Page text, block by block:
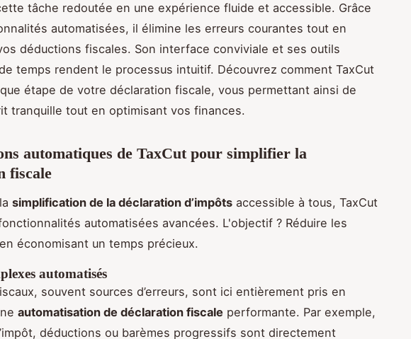
tâche redoutée en une expérience fluide et accessible. Grâce
automatisées, il élimine les erreurs courantes tout en
déductions fiscales. Son interface conviviale et ses outils
temps rendent le processus intuitif. Découvrez comment TaxCut
étape de votre déclaration fiscale, vous permettant ainsi de
tranquille tout en optimisant vos finances.
automatiques de TaxCut pour simplifier la
fiscale
simplification de la déclaration d’impôts accessible à tous, TaxCut
automatisées avancées. L'objectif ? Réduire les
économisant un temps précieux.
automatisés
souvent sources d’erreurs, sont ici entièrement pris en
automatisation de déclaration fiscale performante. Par exemple,
déductions ou barèmes progressifs sont directement